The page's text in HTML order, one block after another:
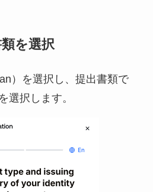
を選択
）を選択し、提出書類で
選択します。